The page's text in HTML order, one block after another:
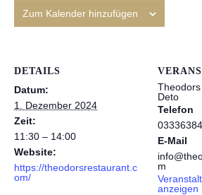
Zum Kalender hinzufügen
DETAILS
Datum:
1. Dezember 2024
Zeit:
11:30 – 14:00
Website:
https://theodorsrestaurant.c
om/
Deto
Telefon
E-Mail
m
anzeigen